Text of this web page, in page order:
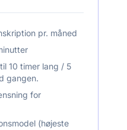
pr. måned
10 timer lang / 5
gangen.
for
(højeste